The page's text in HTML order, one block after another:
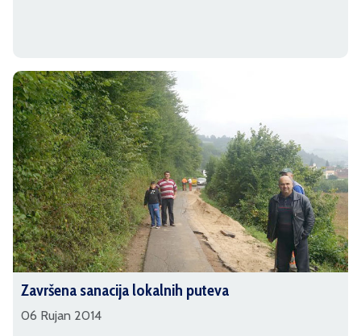
Završena sanacija lokalnih puteva
06 Rujan 2014